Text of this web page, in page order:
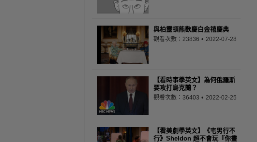
與柏靈頓熊歡慶白金禧慶典
觀看次數：23836 2022-07-28
【看時事學英文】為何俄羅斯
要攻打烏克蘭？
觀看次數：36403 2022-02-25
【看美劇學英文】《宅男行不
行》Sheldon 超不會玩『你畫